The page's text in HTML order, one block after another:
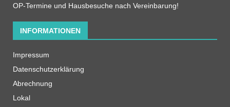
OP-Termine und Hausbesuche nach Vereinbarung!
INFORMATIONEN
Impressum
Datenschutzerklärung
Abrechnung
Lokal